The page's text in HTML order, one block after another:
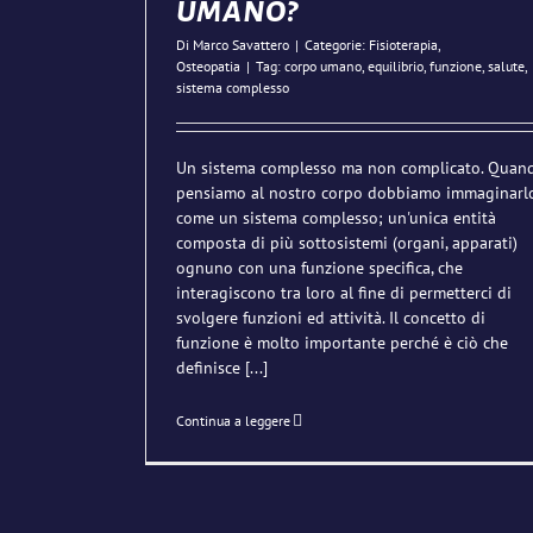
umano?
Di Marco Savattero | Categorie: Fisioterapia
Osteopatia | Tag: corpo umano equilibrio funzione salute
sistema complesso
Un sistema complesso ma non complicato.
pensiamo al nostro corpo dobbiamo
come un sistema complesso; un'unica entità
composta di più sottosistemi (organi, apparati)
ognuno con una funzione specifica, che
interagiscono tra loro al fine di permetterci di
svolgere funzioni ed attività. Il concetto di
funzione è molto importante perché è ciò che
definisce [...]
Continua a leggere